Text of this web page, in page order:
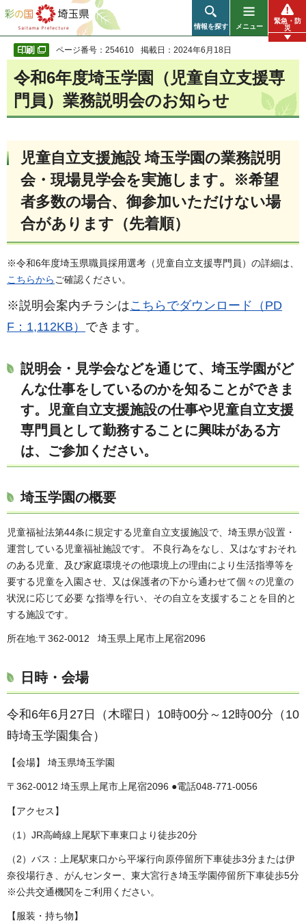
彩の国 埼玉県
情報を探す メニュー
緊急・防
災
ページ番号：254610 掲載日：2024年6月18日
令和6年度埼玉学園（児童自立支援専
門員）業務説明会のお知らせ
児童自立支援施設 埼玉学園の業務説明
会・現場見学会を実施します。※希望
者多数の場合、御参加いただけない場
合があります（先着順）
※令和6年度埼玉県職員採用選考（児童自立支援専門員）の詳細は、
こちらから ご確認ください。
※説明会案内チラシはこちらでダウンロード（PD
F：1,112KB） できます。
説明会・見学会などを通じて、埼玉学園がど
んな仕事をしているのかを知ることができま
す。児童自立支援施設の仕事や児童自立支援
専門員として勤務することに興味がある方
は、ご参加ください。
埼玉学園の概要
児童福祉法第44条に規定する児童自立支援施設で、埼玉県が設置・
運営している児童福祉施設です。 不良行為をなし、又はなすおそれ
のある児童、及び家庭環境その他環境上の理由により生活指導等を
要する児童を入園させ、又は保護者の下から通わせて個々の児童の
状況に応じて必要 な指導を行い、その自立を支援することを目的と
する施設です。
所在地:〒362-0012 埼玉県上尾市上尾宿2096
日時・会場
令和6年6月27日（木曜日）10時00分～12時00分（10
時埼玉学園集合）
【会場】 埼玉県埼玉学園
〒362-0012 埼玉県上尾市上尾宿2096 ●電話048-771-0056
【アクセス】
（1）JR高崎線上尾駅下車東口より徒歩20分
（2）バス：上尾駅東口から平塚行向原停留所下車徒歩3分または伊
奈役場行き、がんセンター、東大宮行き埼玉学園停留所下車徒歩5分
※公共交通機関をご利用ください。
【服装・持ち物】